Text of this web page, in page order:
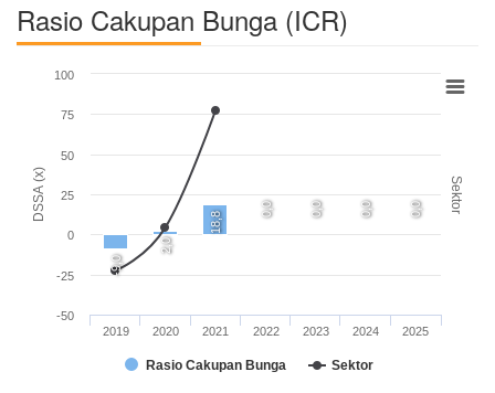
Rasio Cakupan Bunga (ICR)
DSSA (x) Sektor
-9,0
2,0
18,8
0,0 0,0 0,0 0,0
Rasio Cakupan Bunga Sektor
2019 2020 2021 2022 2023 2024 2025
-50
-25
0
25
50
75
100